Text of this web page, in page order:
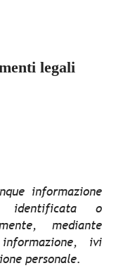
legali
informazione
identificata o
mediante
ivi
personale.